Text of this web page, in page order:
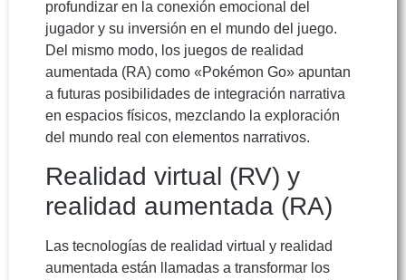
profundizar en la conexión emocional del
jugador y su inversión en el mundo del juego.
Del mismo modo, los juegos de realidad
aumentada (RA) como «Pokémon Go» apuntan
a futuras posibilidades de integración narrativa
en espacios físicos, mezclando la exploración
del mundo real con elementos narrativos.
Realidad virtual (RV) y
realidad aumentada (RA)
Las tecnologías de realidad virtual y realidad
aumentada están llamadas a transformar los